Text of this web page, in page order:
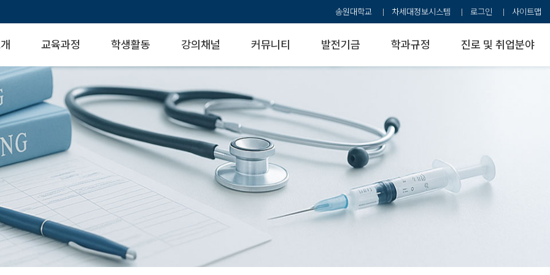
송원대학교 차세대정보시스템 로그인 사이트맵
교육과정 학생활동 강의채널 커뮤니티 발전기금 학과규정 진로 및 취업분야